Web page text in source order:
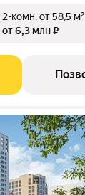
2-комн.от 58,5 м²
от 6,3 млн ₽